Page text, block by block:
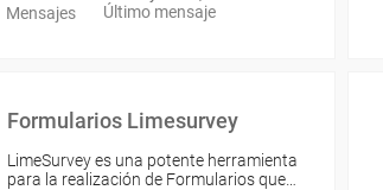
Mensajes
Último mensaje
Formularios Limesurvey
LimeSurvey es una potente herramienta
para la realización de Formularios que…